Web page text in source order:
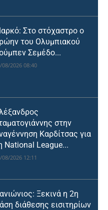
Στο στόχαστρο ο
του Ολυμπιακού
Σεμέδο...
08/2026 08:40
στην
Καρδίτσας για
National League...
08/2026 12:11
Ξεκινά η 2η
διάθεσης εισιτηρίων